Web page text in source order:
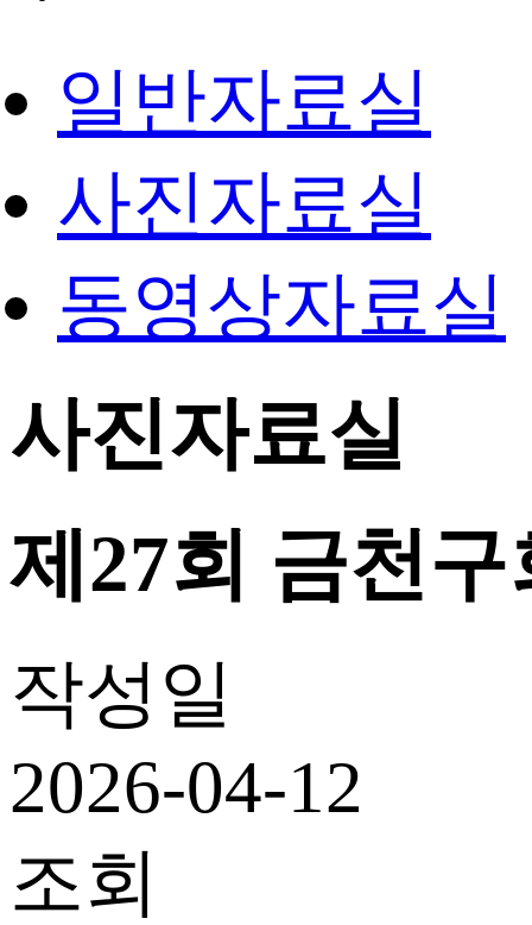
일반자료실
사진자료실
동영상자료실
사진자료실
제27회 금천구
작성일
2026-04-12
조회